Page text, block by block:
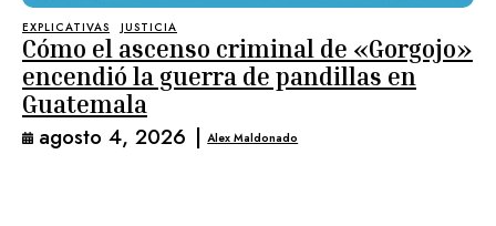
EXPLICATIVAS JUSTICIA
Cómo el ascenso criminal de «Gorgojo»
encendió la guerra de pandillas en
Guatemala
agosto 4, 2026 | Alex Maldonado